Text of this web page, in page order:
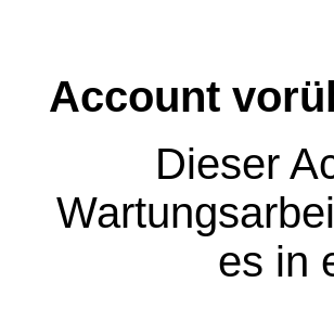
Account
Dieser
es in